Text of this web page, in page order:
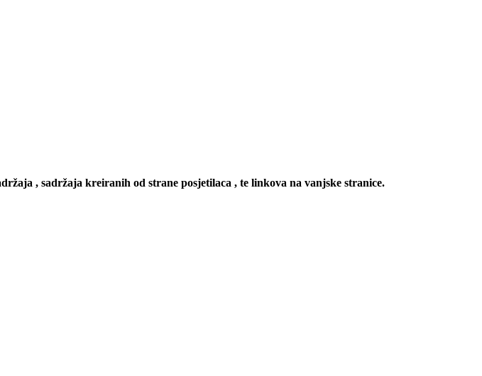
, sadržaja kreiranih od strane posjetilaca , te linkova na vanjske stranice.